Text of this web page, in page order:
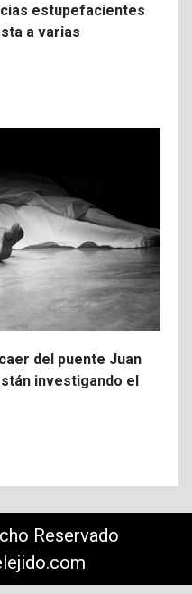
estupefacientes
a varias
del puente Juan
investigando el
Reservado